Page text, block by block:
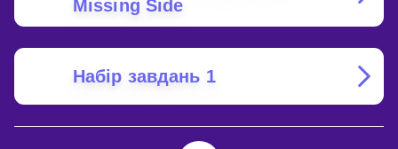
Missing Side
Набір завдань 1